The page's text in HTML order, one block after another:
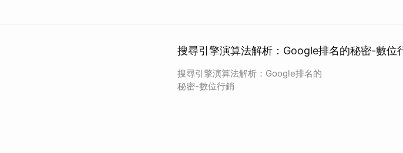
搜尋引擎演算法解析：Google排名的秘密-數位
搜尋引擎演算法解析：Google排名的
秘密-數位行銷